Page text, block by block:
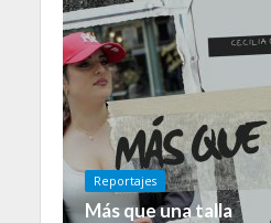
Reportajes
Más que una talla